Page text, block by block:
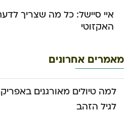
איי סיישל: כל מה שצריך
האקזוטי
מאמרים אחרונים
למה טיולים מאורגנים
לגיל הזהב